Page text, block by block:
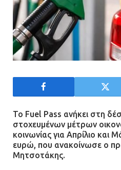
Το Fuel Pass ανήκει στη
στοχευμένων μέτρων
κοινωνίας για Απρίλιο και
ευρώ, που ανακοίνωσε ο
Μητσοτάκης.